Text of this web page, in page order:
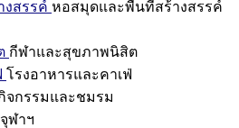
สรรค์ หอสมุดและพื้นที่สร้างสรรค์
กีฬาและสุขภาพนิสิต
โรงอาหารและคาเฟ่
จกรรมและชมรม
ฬาฯ